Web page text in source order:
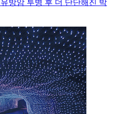
방암 투병 후 더 단단해진 박